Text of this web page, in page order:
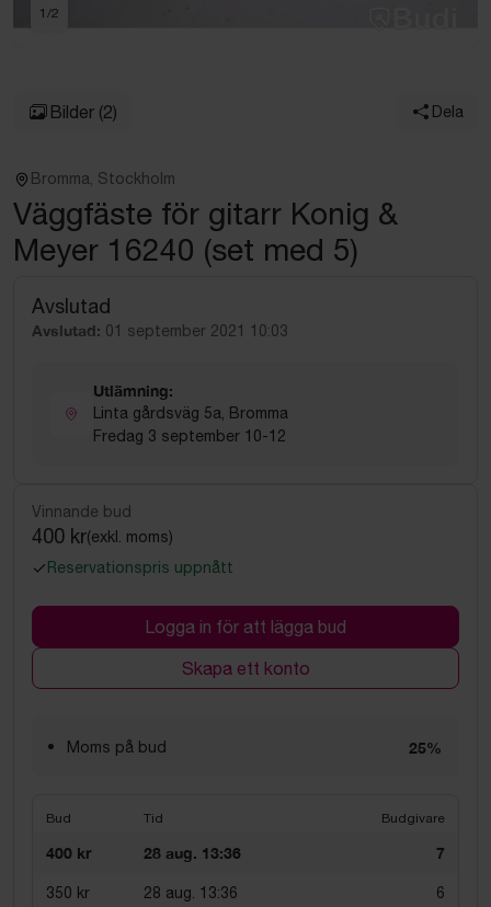
1 /2
Bilder (2) Dela
Bromma, Stockholm
Väggfäste för gitarr Konig &
Meyer 16240 (set med 5)
Avslutad
Avslutad: 01 september 2021 10:03
Utlämning:
Linta gårdsväg 5a, Bromma
Fredag 3 september 10-12
Vinnande bud
400 kr(exkl. moms)
Reservationspris uppnått
Logga in för att lägga bud
Skapa ett konto
Moms på bud 25%
Bud Tid Budgivare
400 kr 28 aug. 13:36 7
350 kr 28 aug. 13:36 6